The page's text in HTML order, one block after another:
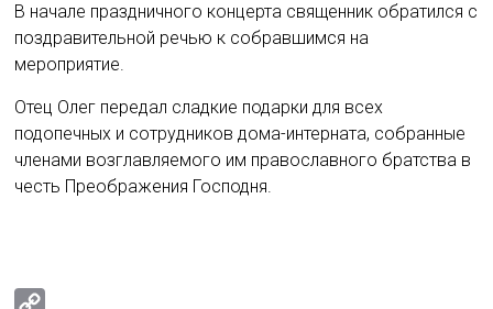
В начале праздничного концерта священник обратился с
поздравительной речью к собравшимся на
мероприятие.
Отец Олег передал сладкие подарки для всех
подопечных и сотрудников дома-интерната, собранные
членами возглавляемого им православного братства в
честь Преображения Господня.